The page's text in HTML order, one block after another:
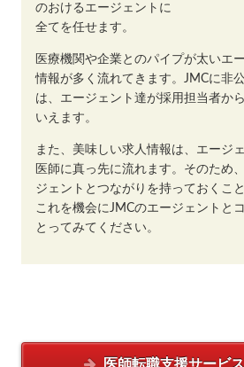
のおけるエージェントに
全てを任せます。
医療機関や企業とのパイプが太いエ
情報が多く流れてきます。JMCに非
は、エージェント達が採用担当者か
いえます。
また、美味しい求人情報は、エージ
医師に真っ先に流れます。そのため
ジェントとつながりを持っておくこ
これを機会にJMCのエージェントと
とってみてください。